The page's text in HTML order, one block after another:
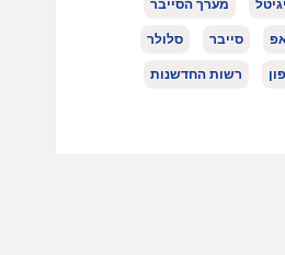
מערך הסייבר
סייבר סלולר
רשות החדשנות